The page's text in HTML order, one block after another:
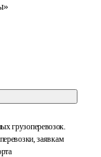
грузоперевозок.
заявкам